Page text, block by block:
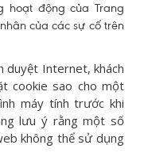
hoạt động của Trang
của các sự cố trên
duyệt Internet, khách
cookie sao cho một
máy tính trước khi
lưu ý rằng một số
không thể sử dụng